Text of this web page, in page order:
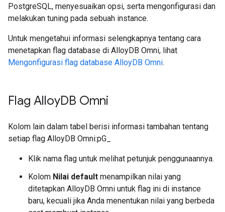
PostgreSQL, menyesuaikan opsi, serta mengonfigurasi dan
melakukan tuning pada sebuah instance.
Untuk mengetahui informasi selengkapnya tentang cara
menetapkan flag database di AlloyDB Omni, lihat
Mengonfigurasi flag database AlloyDB Omni.
Flag AlloyDB Omni
Kolom lain dalam tabel berisi informasi tambahan tentang
setiap flag AlloyDB Omni:pG_
Klik nama flag untuk melihat petunjuk penggunaannya.
Kolom Nilai default menampilkan nilai yang
ditetapkan AlloyDB Omni untuk flag ini di instance
baru, kecuali jika Anda menentukan nilai yang berbeda